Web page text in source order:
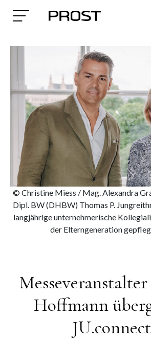
Search
© Christine Miess / Mag. Alexandra
Dipl. BW (DHBW) Thomas P.
langjährige unternehmerische
der Elterngeneration
Hoffmann